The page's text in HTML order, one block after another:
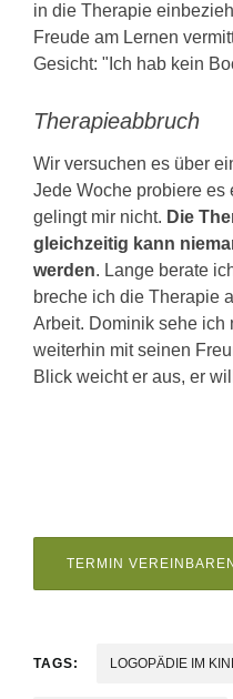
in die Therapie
Freude am Lernen
Gesicht: "Ich hab kein
Therapieabbruch
Wir versuchen es über
Jede Woche probiere es
gelingt mir nicht. Die
gleichzeitig kann
werden. Lange berate
breche ich die Therapie
Arbeit. Dominik sehe ich
weiterhin mit seinen
Blick weicht er aus, er
TERMIN VEREINBAREN
TAGS: LOGOPÄDIE IM